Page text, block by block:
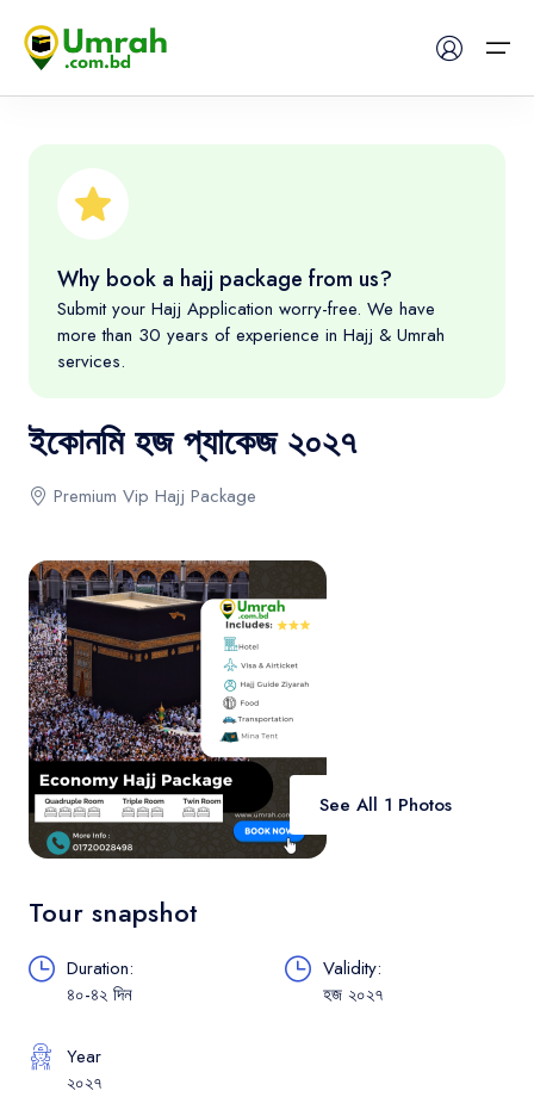
Visas
Umrah
Hajj
Contact
Why book a hajj package from us?
Submit your Hajj Application worry-free. We have
more than 30 years of experience in Hajj & Umrah
services.
ইকোনমি হজ প্যাকেজ ২০২৭
Premium Vip Hajj Package
See All 1 Photos
Tour snapshot
Duration:
৪০-৪২ দিন
Validity:
হজ ২০২৭
Year
২০২৭